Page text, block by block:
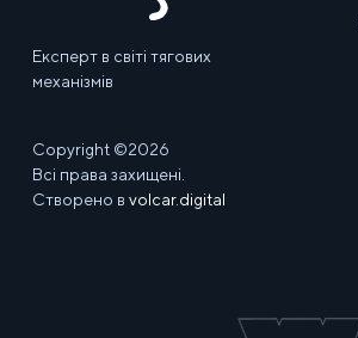
Експерт в світі тягових
механізмів
Copyright ©2026
Всі права захищені.
Створено в volcar.digital